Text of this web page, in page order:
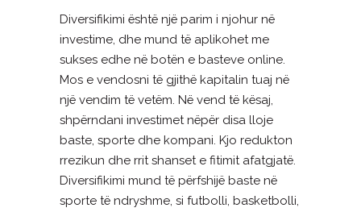
Diversifikimi është një parim i njohur në
investime, dhe mund të aplikohet me
sukses edhe në botën e basteve online.
Mos e vendosni të gjithë kapitalin tuaj në
një vendim të vetëm. Në vend të kësaj,
shpërndani investimet nëpër disa lloje
baste, sporte dhe kompani. Kjo redukton
rrezikun dhe rrit shanset e fitimit afatgjatë.
Diversifikimi mund të përfshijë baste në
sporte të ndryshme, si futbolli, basketbolli,